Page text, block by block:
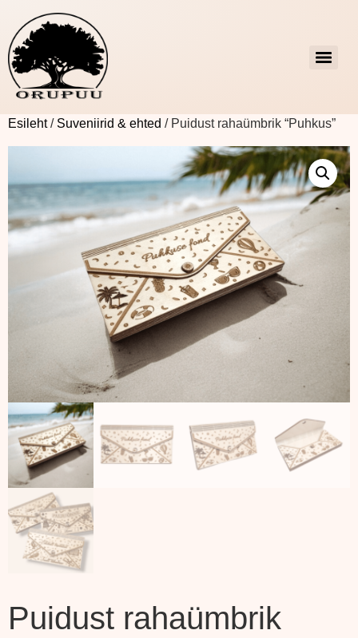
Esileht/ Suveniirid & ehted / Puidust rahaümbrik “Puhkus”
Puidust rahaümbrik